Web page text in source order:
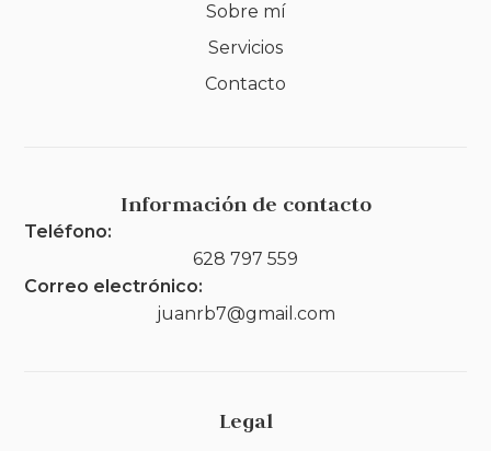
Sobre mí
Servicios
Contacto
Información de contacto
Teléfono:
628 797 559
Correo electrónico:
juanrb7@gmail.com
Legal